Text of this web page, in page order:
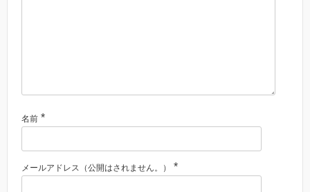
名前 *
メールアドレス（公開はされません。） *